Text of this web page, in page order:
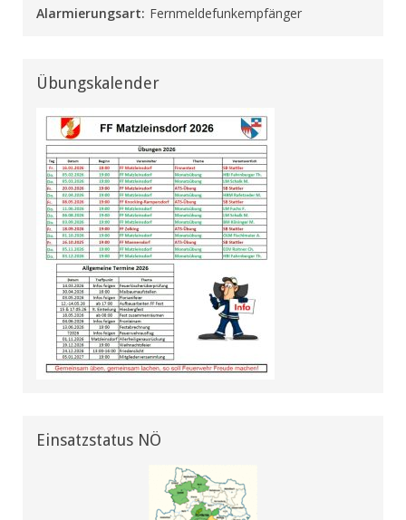
Alarmierungsart: Fernmeldefunkempfänger
Übungskalender
Einsatzstatus NÖ